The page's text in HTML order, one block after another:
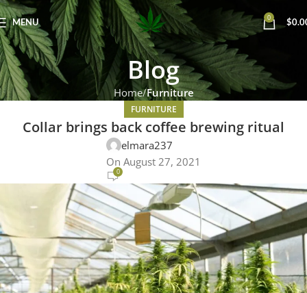
MENU 0 $
Blog
Home Furniture
FURNITURE
Collar brings back coffee brewing ritual
elmara237
On August 27, 2021
0